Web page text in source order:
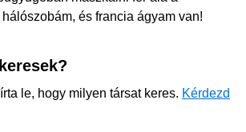
és francia ágyam van!
le, hogy milyen társat keres. Kérdezd